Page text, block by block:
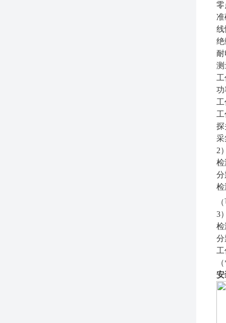
零
准
线
耐
测
功
探
采
2
检
分
检
3
检
分
安